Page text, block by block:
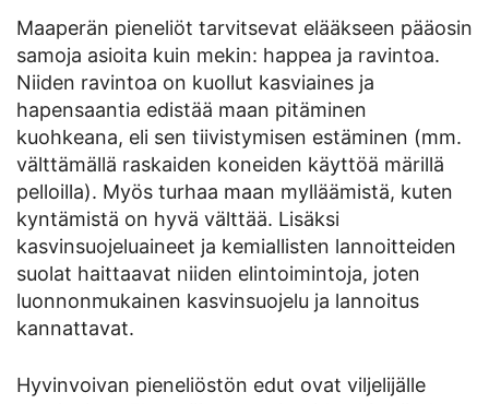
Maaperän pieneliöt tarvitsevat elääkseen pääosin
samoja asioita kuin mekin: happea ja ravintoa.
Niiden ravintoa on kuollut kasviaines ja
hapensaantia edistää maan pitäminen
kuohkeana, eli sen tiivistymisen estäminen (mm.
välttämällä raskaiden koneiden käyttöä märillä
pelloilla). Myös turhaa maan mylläämistä, kuten
kyntämistä on hyvä välttää. Lisäksi
kasvinsuojeluaineet ja kemiallisten lannoitteiden
suolat haittaavat niiden elintoimintoja, joten
luonnonmukainen kasvinsuojelu ja lannoitus
kannattavat.
Hyvinvoivan pieneliöstön edut ovat viljelijälle